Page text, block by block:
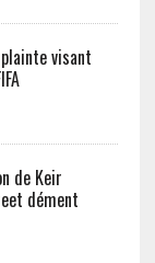
visant
de Keir
dément